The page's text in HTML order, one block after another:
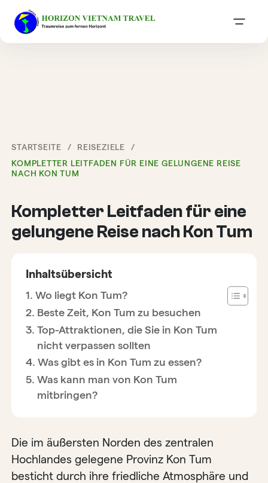
STARTSEITE
REISEZIELE
KOMPLETTER LEITFADEN FÜR EINE GELUNGENE REISE
NACH KON TUM
Kompletter Leitfaden für eine
gelungene Reise nach Kon Tum
Inhaltsübersicht
Wo liegt Kon Tum?
Beste Zeit, Kon Tum zu besuchen
Top-Attraktionen, die Sie in Kon Tum
nicht verpassen sollten
Was gibt es in Kon Tum zu essen?
Was kann man von Kon Tum
mitbringen?
Die im äußersten Norden des zentralen
Hochlandes gelegene Provinz Kon Tum
besticht durch ihre friedliche Atmosphäre und